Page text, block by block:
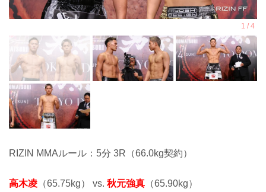
RIZIN MMAルール：5分 3R（66.0kg契約）
高木凌 （65.75kg） vs. 秋元強真 （65.90kg）